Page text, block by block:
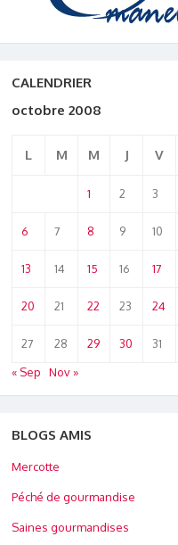
CALENDRIER
octobre 2008
L M M J V
1 2 3
6 7 8 9 10
13 14 15 16 17
20 21 22 23 24
27 28 29 30
31
« Sep
Nov »
BLOGS AMIS
Mercotte
Péché de gourmandise
Saines gourmandises